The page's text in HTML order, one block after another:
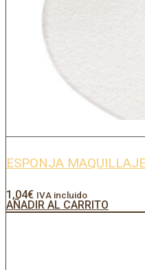
ESPONJA
1,04€ IVA incluido
AÑADIR AL CARRITO